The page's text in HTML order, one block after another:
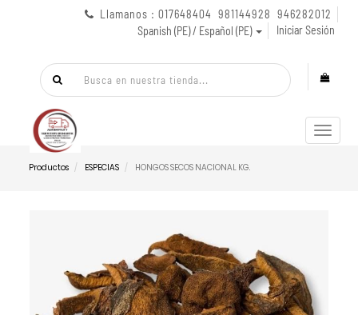
Llamanos : 017648404 981144928 946282012
Spanish (PE) / Español (PE)
Iniciar Sesión
Menú
de
Productos ESPECIAS HONGOS SECOS NACIONAL KG.